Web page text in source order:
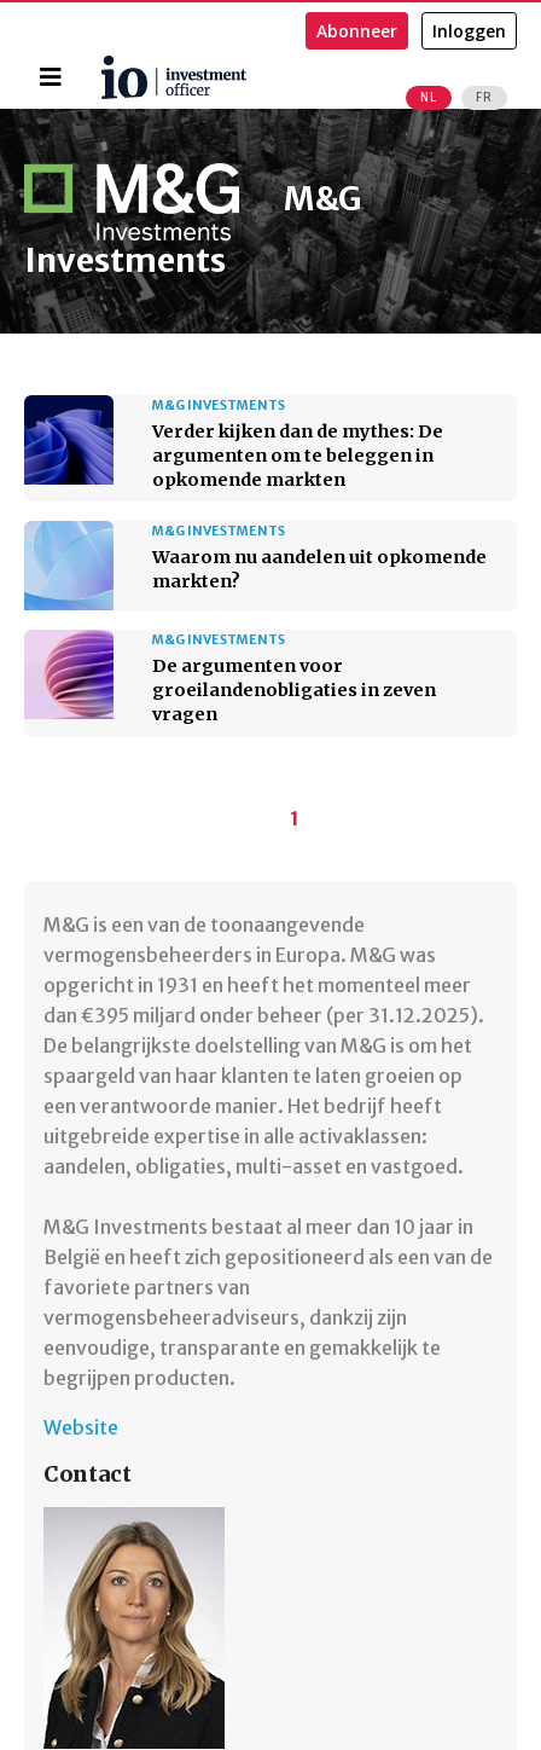
Home
NL FR
Abonneer Inloggen
Zoeken
M&G
Investments
M&G INVESTMENTS
Verder kijken dan de mythes: De
argumenten om te beleggen in
opkomende markten
M&G INVESTMENTS
Waarom nu aandelen uit opkomende
markten?
M&G INVESTMENTS
De argumenten voor
groeilandenobligaties in zeven
vragen
Huidige
1
M&G is een van de toonaangevende
vermogensbeheerders in Europa. M&G was
opgericht in 1931 en heeft het momenteel meer
dan €395 miljard onder beheer (per 31.12.2025).
De belangrijkste doelstelling van M&G is om het
spaargeld van haar klanten te laten groeien op
een verantwoorde manier. Het bedrijf heeft
uitgebreide expertise in alle activaklassen:
aandelen, obligaties, multi-asset en vastgoed.
M&G Investments bestaat al meer dan 10 jaar in
België en heeft zich gepositioneerd als een van de
favoriete partners van
vermogensbeheeradviseurs, dankzij zijn
eenvoudige, transparante en gemakkelijk te
begrijpen producten.
Website
Contact